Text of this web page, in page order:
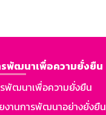
รพัฒนาเพื่อความยั่งยืน
พัฒนาเพื่อความยั่งยืน
งานการพัฒนาอย่างยั่งยืน